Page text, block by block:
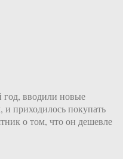
вводили новые
и приходилось покупать
о том, что он дешевле